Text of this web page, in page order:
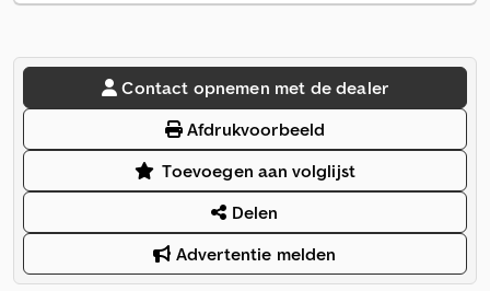
Contact opnemen met de dealer
Afdrukvoorbeeld
Toevoegen aan volglijst
Delen
Advertentie melden